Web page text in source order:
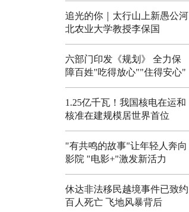
追光的你｜太行山上新愚公河
北农业大学教授李保国
六部门印发《规划》 全力保
障百姓"吃得放心""住得安心"
1.25亿千瓦！我国核电在运和
核准在建规模居世界首位
"有共鸣的故事"让年轻人奔向
影院 "电影+"激发新活力
休达非法移民越境事件已致约
百人死亡 飞地风暴背后